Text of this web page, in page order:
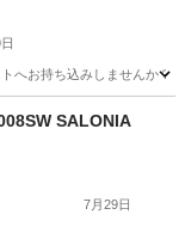
持ち込みしませんか？
SALONIA
7月29日